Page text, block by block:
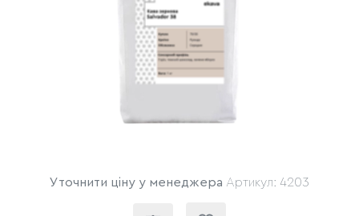
Уточнити ціну у менеджера Артикул: 4203